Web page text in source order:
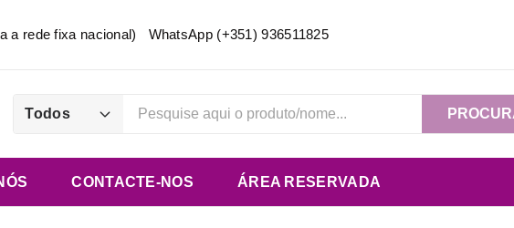
a rede fixa nacional) WhatsApp (+351) 936511825
Todos
CONTACTE-NOS ÁREA RESERVADA